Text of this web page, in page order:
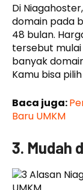
Di
domain pada
48 bulan.
tersebut mulai
banyak
Kamu bisa
Baca juga:
Baru UMKM
3. Mudah